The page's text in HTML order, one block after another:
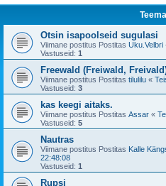
Otsin isapoolseid sugulasi
Viimane postitus Postitas Uku.Velbri
Vastuseid: 1
Freewald (Freiwald,
Viimane postitus Postitas tilulilu «
Vastuseid: 3
kas keegi aitaks.
Viimane postitus Postitas Assar «
Vastuseid: 5
Nautras
Viimane postitus Postitas Kalle
22:48:08
Vastuseid: 1
Rupsi